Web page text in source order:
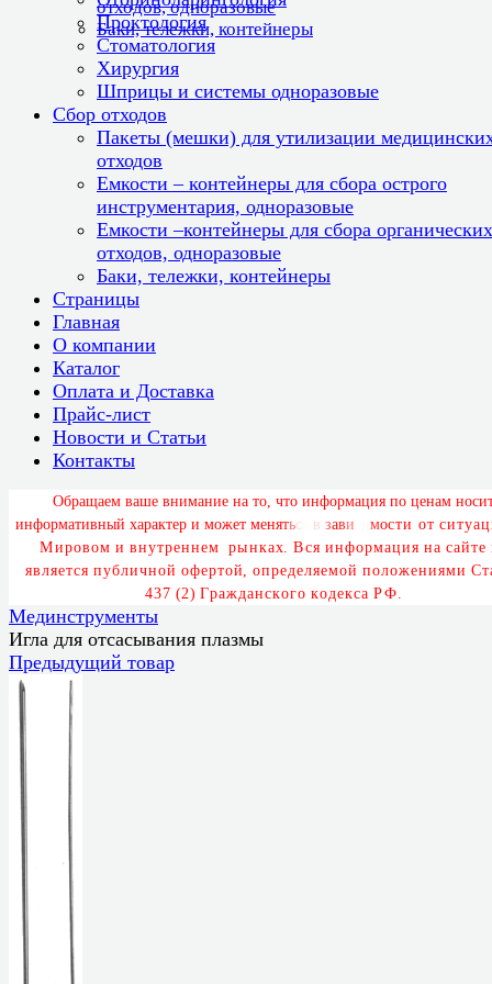
отходов, одноразовые
Баки, тележки, контейнеры
Проктология
Стоматология
Хирургия
Шприцы и системы одноразовые
Сбор отходов
Пакеты (мешки) для утилизации
отходов
Емкости – контейнеры для сбора острого
инструментария, одноразовые
Емкости –контейнеры для сбора органических
отходов, одноразовые
Баки, тележки, контейнеры
Страницы
Главная
О компании
Каталог
Оплата и Доставка
Прайс-лист
Новости и Статьи
Контакты
Обращаем ваше внимание на то, что информация по ценам носи
информативный характер и может менятьс в зави имости от ситуац
Мировом и внутреннем рынках. Вся информация на сайте
является публичной офертой, определяемой положениями Ст
437 (2) Гражданского кодекса РФ.
Мединструменты
Игла для отсасывания плазмы
Предыдущий товар